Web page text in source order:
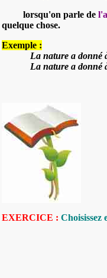
lorsqu'on parle de
quelque chose.
Exemple :
La nature a donné à
La nature a donné
EXERCICE :